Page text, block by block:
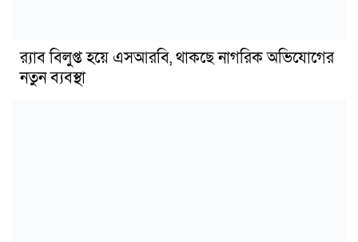
র‍্যাব বিলুপ্ত হয়ে এসআরবি, থাকছে নাগরিক অভিযোগের
নতুন ব্যবস্থা